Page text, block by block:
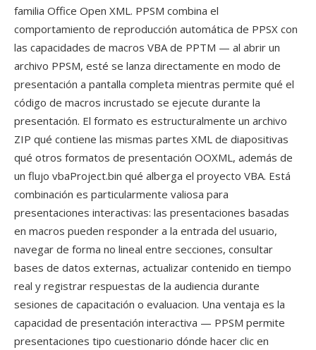
familia Office Open XML. PPSM combina el
comportamiento de reproducción automática de PPSX con
las capacidades de macros VBA de PPTM — al abrir un
archivo PPSM, esté se lanza directamente en modo de
presentación a pantalla completa mientras permite qué el
código de macros incrustado se ejecute durante la
presentación. El formato es estructuralmente un archivo
ZIP qué contiene las mismas partes XML de diapositivas
qué otros formatos de presentación OOXML, además de
un flujo vbaProject.bin qué alberga el proyecto VBA. Está
combinación es particularmente valiosa para
presentaciones interactivas: las presentaciones basadas
en macros pueden responder a la entrada del usuario,
navegar de forma no lineal entre secciones, consultar
bases de datos externas, actualizar contenido en tiempo
real y registrar respuestas de la audiencia durante
sesiones de capacitación o evaluacion. Una ventaja es la
capacidad de presentación interactiva — PPSM permite
presentaciones tipo cuestionario dónde hacer clic en